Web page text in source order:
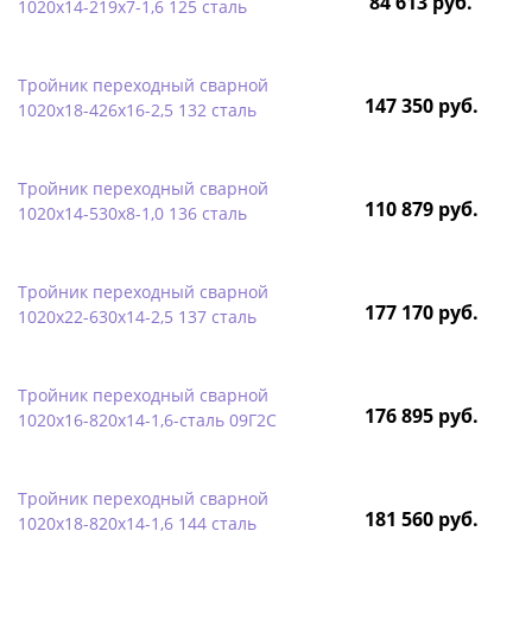
1020х14-219х7-1,6 125 сталь
Тройник переходный сварной
1020х18-426х16-2,5 132 сталь
147 350 руб.
Тройник переходный сварной
1020х14-530х8-1,0 136 сталь
110 879 руб.
Тройник переходный сварной
1020х22-630х14-2,5 137 сталь
177 170 руб.
Тройник переходный сварной
1020х16-820х14-1,6-сталь 09Г2С
176 895 руб.
Тройник переходный сварной
1020х18-820х14-1,6 144 сталь
181 560 руб.